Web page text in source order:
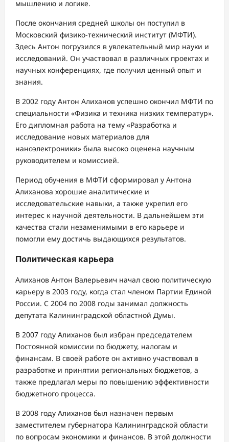
мышлению и логике.
После окончания средней школы он поступил в
Московский физико-технический институт (МФТИ).
Здесь Антон погрузился в увлекательный мир науки и
исследований. Он участвовал в различных проектах и
научных конференциях, где получил ценный опыт и
знания.
В 2002 году Антон Алиханов успешно окончил МФТИ по
специальности «Физика и техника низких температур».
Его дипломная работа на тему «Разработка и
исследование новых материалов для
наноэлектроники» была высоко оценена научным
руководителем и комиссией.
Период обучения в МФТИ сформировал у Антона
Алиханова хорошие аналитические и
исследовательские навыки, а также укрепил его
интерес к научной деятельности. В дальнейшем эти
качества стали незаменимыми в его карьере и
помогли ему достичь выдающихся результатов.
Политическая карьера
Алиханов Антон Валерьевич начал свою политическую
карьеру в 2003 году, когда стал членом Партии Единой
России. С 2004 по 2008 годы занимал должность
депутата Калининградской областной Думы.
В 2007 году Алиханов был избран председателем
Постоянной комиссии по бюджету, налогам и
финансам. В своей работе он активно участвовал в
разработке и принятии региональных бюджетов, а
также предлагал меры по повышению эффективности
бюджетного процесса.
В 2008 году Алиханов был назначен первым
заместителем губернатора Калининградской области
по вопросам экономики и финансов. В этой должности